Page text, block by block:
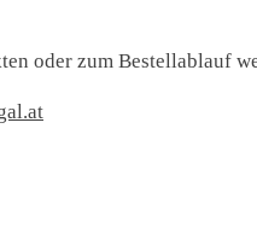
oder zum Bestellablauf